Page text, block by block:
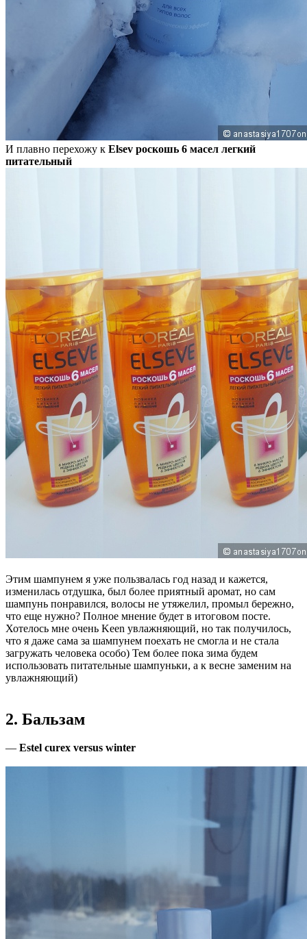
И плавно перехожу к Elsev роскошь 6 масел легкий
питательный
Этим шампунем я уже пользвалась год назад и кажется,
изменилась отдушка, был более приятный аромат, но сам
шампунь понравился, волосы не утяжелил, промыл бережно,
что еще нужно? Полное мнение будет в итоговом посте.
Хотелось мне очень Keen увлажняющий, но так получилось,
что я даже сама за шампунем поехать не смогла и не стала
загружать человека особо) Тем более пока зима будем
использовать питательные шампуньки, а к весне заменим на
увлажняющий)
2. Бальзам
— Estel curex versus winter